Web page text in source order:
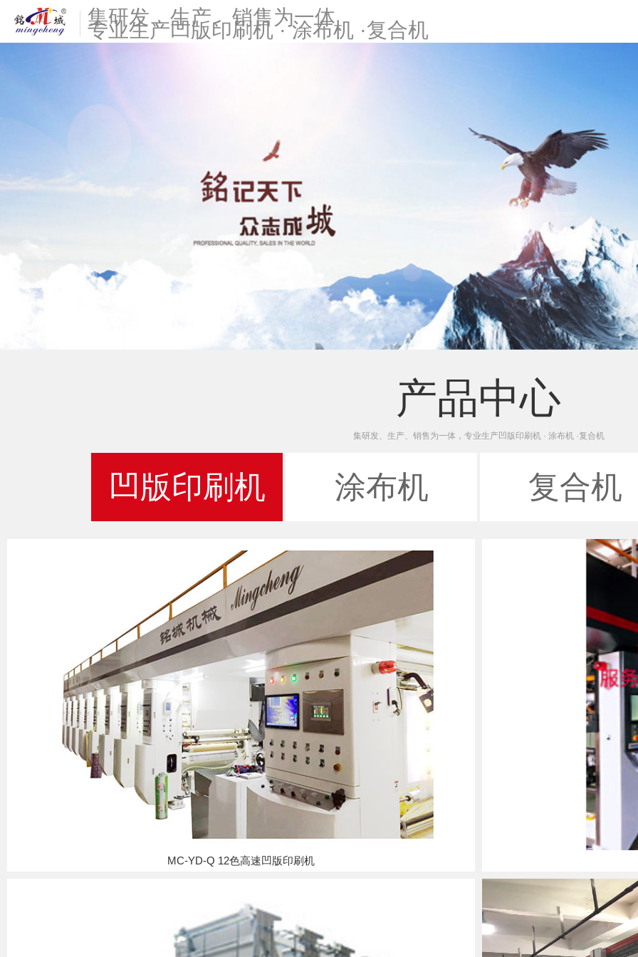
集研发、生产、销售为一体
专业生产凹版印刷机 · 涂布机 ·复合机
产品中心
集研发、生产、销售为一体，专业生产凹版印刷机 · 涂布机 ·复合机
凹版印刷机 涂布机 复合机
MC-YD-Q 12色高速凹版印刷机